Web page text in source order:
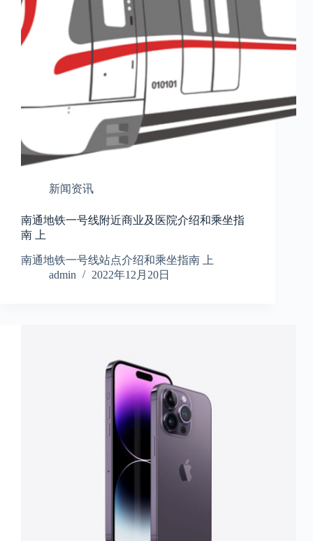
新闻资讯
南通地铁一号线附近商业及医院介绍和乘坐指
南 上
南通地铁一号线站点介绍和乘坐指南 上
admin
2022年12月20日